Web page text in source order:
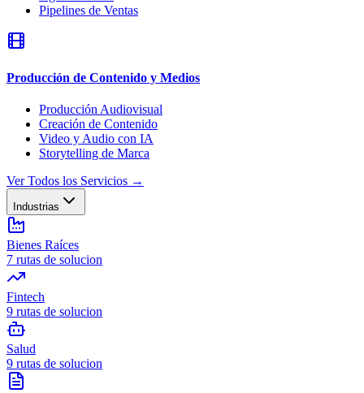
Pipelines de Ventas
Producción de Contenido y Medios
Producción Audiovisual
Creación de Contenido
Video y Audio con IA
Storytelling de Marca
Ver Todos los Servicios →
Industrias
Bienes Raíces
7 rutas de solucion
Fintech
9 rutas de solucion
Salud
9 rutas de solucion